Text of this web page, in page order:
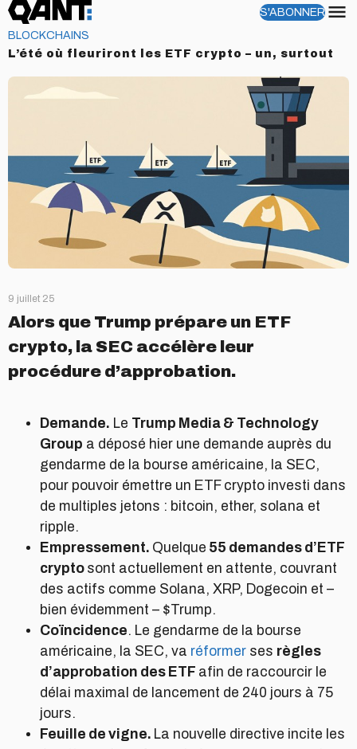
S'ABONNER
Menu
BLOCKCHAINS
L’été où fleuriront les ETF crypto – un, surtout
9 juillet 25
Alors que Trump prépare un ETF
crypto, la SEC accélère leur
procédure d’approbation.
Demande. Le Trump Media & Technology
Group a déposé hier une demande auprès du
gendarme de la bourse américaine, la SEC,
pour pouvoir émettre un ETF crypto investi dans
de multiples jetons : bitcoin, ether, solana et
ripple.
Empressement. Quelque 55 demandes d’ETF
crypto sont actuellement en attente, couvrant
des actifs comme Solana, XRP, Dogecoin et –
bien évidemment – $Trump.
Coïncidence. Le gendarme de la bourse
américaine, la SEC, va réformer ses règles
d’approbation des ETF afin de raccourcir le
délai maximal de lancement de 240 jours à 75
jours.
Feuille de vigne. La nouvelle directive incite les